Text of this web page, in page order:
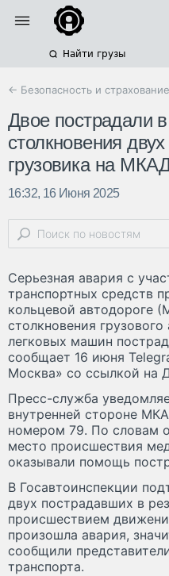
Найти грузы
← Безопасность и страхование
Двое пострадали в
столкновения
грузовика на
16:32, 16 Июня 2025
Серьезная авария с
транспортных средств
кольцевой автодороге
столкновения
легковых машин
сообщает 16 июня
Москва» со ссылкой на
Пресс-служба
внутренней стороне
номером 79. По словам
место происшествия
оказывали помощь
В Госавтоинспекции
двух пострадавших в
происшествием
произошла авария,
сообщили
транспорта.